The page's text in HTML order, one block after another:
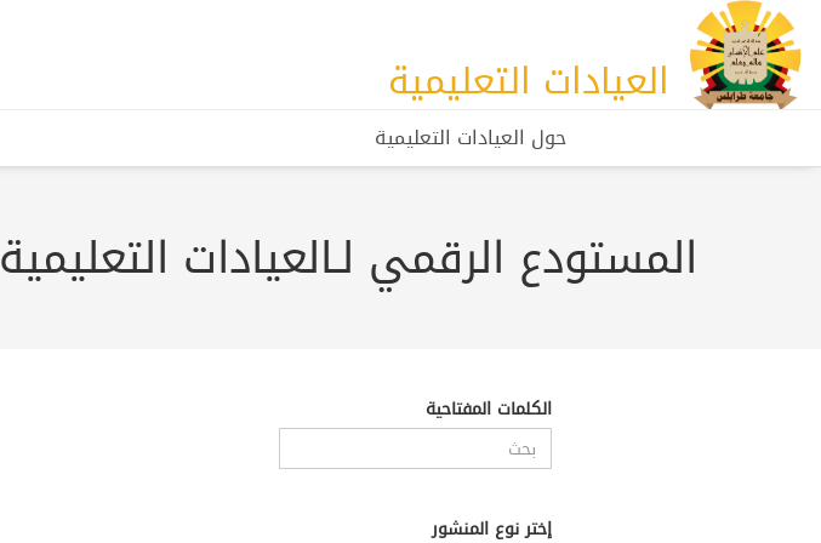
العيادات التعليمية
حول العيادات التعليمية
المستودع الرقمي لـالعيادات التعليمية
الكلمات المفتاحية
إختر نوع المنشور